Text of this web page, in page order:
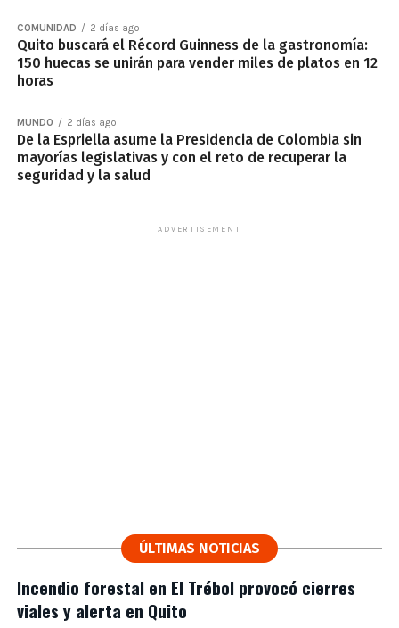
COMUNIDAD 2 días ago
Quito buscará el Récord Guinness de la gastronomía:
150 huecas se unirán para vender miles de platos en 12
horas
MUNDO 2 días ago
De la Espriella asume la Presidencia de Colombia sin
mayorías legislativas y con el reto de recuperar la
seguridad y la salud
ADVERTISEMENT
ÚLTIMAS NOTICIAS
Incendio forestal en El Trébol provocó cierres
viales y alerta en Quito